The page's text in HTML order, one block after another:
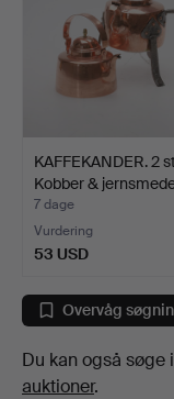
KAFFEKANDER. 2
Kobber &
7 dage
Vurdering
53 USD
Overvåg
Du kan også søge i
auktioner.